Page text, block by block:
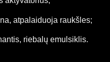
atpalaiduoja raukšles;
riebalų emulsiklis.